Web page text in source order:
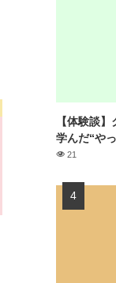
【体験談
学んだ“や
21